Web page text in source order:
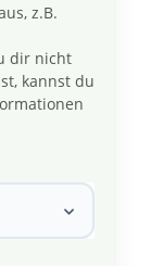
z.B.
dir nicht
kannst du